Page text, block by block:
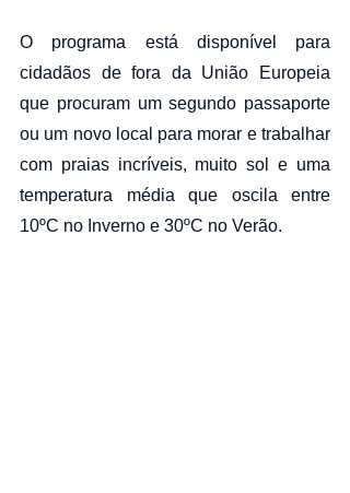
O programa está disponível para
cidadãos de fora da União Europeia
que procuram um segundo passaporte
ou um novo local para morar e trabalhar
com praias incríveis, muito sol e uma
temperatura média que oscila entre
10ºC no Inverno e 30ºC no Verão.